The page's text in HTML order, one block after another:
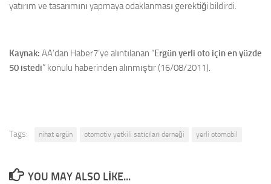
yatırım ve tasarımını yapmaya odaklanması gerektiği bildirdi.
Kaynak: AA’dan Haber7’ye alıntılanan “Ergün yerli oto için en yüzde
50 istedi” konulu haberinden alınmıştır (16/08/2011).
Tags: nihat ergün otomotiv yetkili satıcıları derneği yerli otomobil
YOU MAY ALSO LIKE...